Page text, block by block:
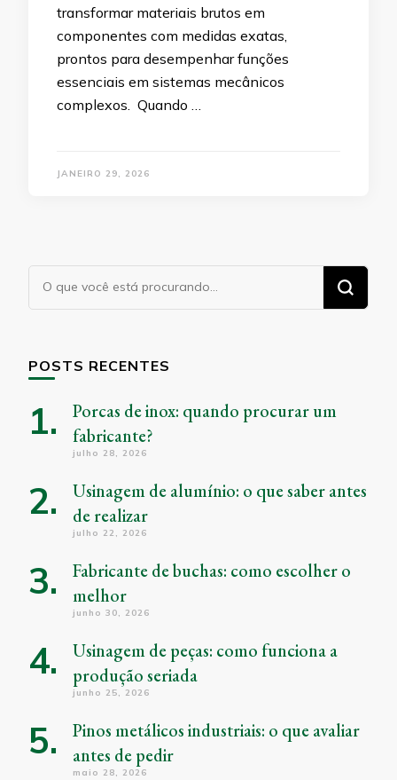
transformar materiais brutos em
componentes com medidas exatas,
prontos para desempenhar funções
essenciais em sistemas mecânicos
complexos. Quando …
JANEIRO 29, 2026
Procurando
algo?
POSTS RECENTES
Porcas de inox: quando procurar um
fabricante?
julho 28, 2026
Usinagem de alumínio: o que saber antes
de realizar
julho 22, 2026
Fabricante de buchas: como escolher o
melhor
junho 30, 2026
Usinagem de peças: como funciona a
produção seriada
junho 25, 2026
Pinos metálicos industriais: o que avaliar
antes de pedir
maio 28, 2026